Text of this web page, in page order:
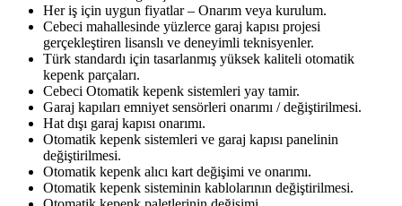
Her iş için uygun fiyatlar – Onarım veya kurulum.
Cebeci mahallesinde yüzlerce garaj kapısı projesi
gerçekleştiren lisanslı ve deneyimli teknisyenler.
Türk standardı için tasarlanmış yüksek kaliteli otomatik
kepenk parçaları.
Cebeci Otomatik kepenk sistemleri yay tamir.
Garaj kapıları emniyet sensörleri onarımı / değiştirilmesi.
Hat dışı garaj kapısı onarımı.
Otomatik kepenk sistemleri ve garaj kapısı panelinin
değiştirilmesi.
Otomatik kepenk alıcı kart değişimi ve onarımı.
Otomatik kepenk sisteminin kablolarının değiştirilmesi.